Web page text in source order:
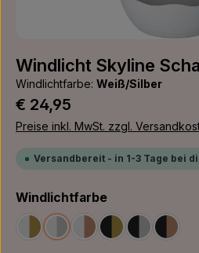
Windlicht Skyline
Windlichtfarbe: Weiß/Silber
Regulärer Preis:
€ 24,95
Preise inkl. MwSt. zzgl.
Versandbereit - in 1-3 Tage bei
Windlichtfarbeauswählen
Weiß/GoldWeiß/Silber
Weiß/Bronze
Schwarz/Gold
Schwarz/